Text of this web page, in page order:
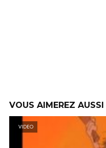
VOUS AIMEREZ AUSSI
VIDEO